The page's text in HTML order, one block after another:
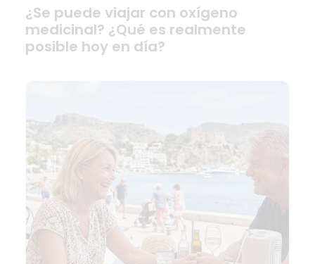
¿Se puede viajar con oxígeno
medicinal? ¿Qué es realmente
posible hoy en día?